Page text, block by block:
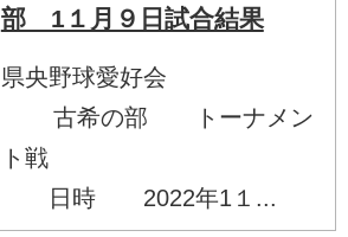
部 1１月９日試合結果
県央野球愛好会
古希の部 トーナメン
ト戦
日時 2022年1１...